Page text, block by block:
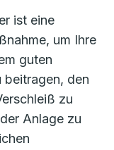
ist eine
um Ihre
guten
beitragen, den
zu
Anlage zu